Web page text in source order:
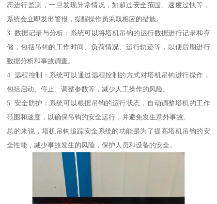
态进行监测，一旦发现异常情况，如超过安全范围、速度过快等，
系统会立即发出警报，提醒操作员采取相应的措施。
3. 数据记录与分析：系统可以将塔机吊钩的运行数据进行记录和存
储，包括吊钩的工作时间、负荷情况、运行轨迹等，以便后期进行
数据分析和事故调查。
4. 远程控制：系统可以通过远程控制的方式对塔机吊钩进行操作，
包括启动、停止、调整参数等，减少人工操作的风险。
5. 安全防护：系统可以根据吊钩的运行状态，自动调整塔机的工作
范围和速度，以确保吊钩的安全运行，并避免发生意外事故。
总的来说，塔机吊钩追踪安全系统的功能是为了提高塔机吊钩的安
全性能，减少事故发生的风险，保护人员和设备的安全。